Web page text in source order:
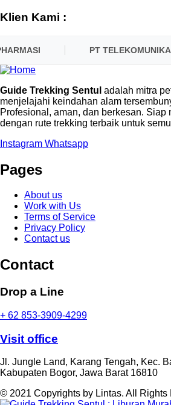
Klien Kami :
PT
Guide Trekking Sentul adalah mitra
menjelajahi keindahan alam
Profesional, aman, dan berkesan. Siap
dengan rute trekking terbaik untuk
Instagram Whatsapp
Pages
About us
Work with Us
Terms of Service
Privacy Policy
Contact us
Contact
Drop a Line
+ 62 853-3909-4299
Visit office
Jl. Jungle Land, Karang Tengah, Kec.
Kabupaten Bogor, Jawa Barat 16810
© 2021 Copyrights by Lintas. All Rights